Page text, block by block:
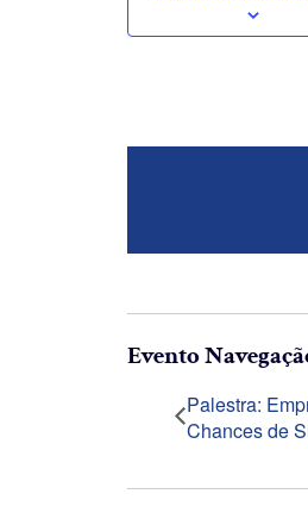
Evento
Palestra:
Chances de